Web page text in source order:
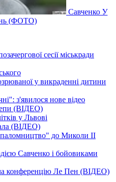
Савченко У
(ФОТО)
сесії міськради
у викраденні дитини
з'явилося нове відео
(ВІДЕО)
у Львові
(ВІДЕО)
до Миколи ІІ
Савченко і бойовиками
конференцію Ле Пен (ВІДЕО)